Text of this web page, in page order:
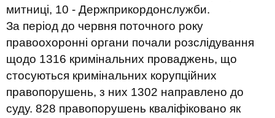
митниці, 10 - Держприкордонслужби.
За період до червня поточного року
правоохоронні органи почали розслідування
щодо 1316 кримінальних проваджень, що
стосуються кримінальних корупційних
правопорушень, з них 1302 направлено до
суду. 828 правопорушень кваліфіковано як